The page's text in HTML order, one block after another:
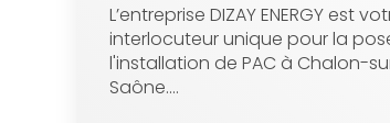
L’entreprise DIZAY ENERGY est
interlocuteur unique pour la
l'installation de PAC à Chalon-
Saône....